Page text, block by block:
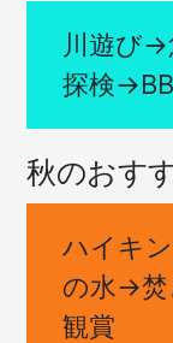
川遊び
探検
秋のおす
ハイキ
の水→焚
観賞